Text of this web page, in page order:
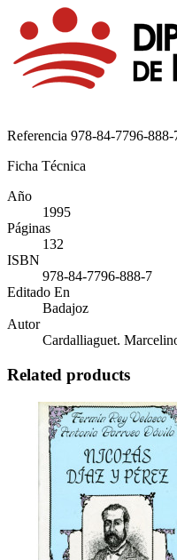
Referencia 978-84-7796-888-
Ficha Técnica
Año
1995
Páginas
132
ISBN
978-84-7796-888-7
Editado En
Badajoz
Autor
Cardalliaguet.
Related products